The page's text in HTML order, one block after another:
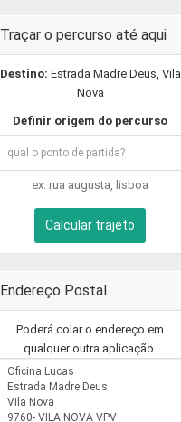
Traçar o percurso até aqui
Destino: Estrada Madre Deus, Vila
Nova
Definir origem do percurso
ex: rua augusta, lisboa
Calcular trajeto
Endereço Postal
Poderá colar o endereço em
qualquer outra aplicação.